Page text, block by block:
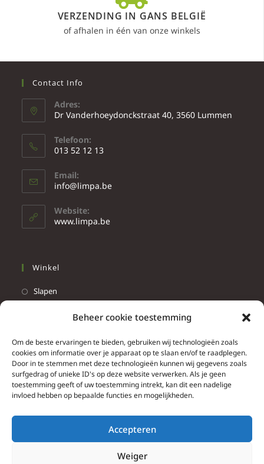
Beheer cookie toestemming
Om de beste ervaringen te bieden, gebruiken wij technologieën zoals
cookies om informatie over je apparaat op te slaan en/of te raadplegen.
Door in te stemmen met deze technologieën kunnen wij gegevens zoals
surfgedrag of unieke ID's op deze website verwerken. Als je geen
toestemming geeft of uw toestemming intrekt, kan dit een nadelige
invloed hebben op bepaalde functies en mogelijkheden.
Accepteren
Weiger
VERZENDING IN GANS BELGIË
of afhalen in één van onze winkels
Contact Info
Adres:
Dr Vanderhoeydonckstraat 40, 3560 Lummen
Telefoon:
013 52 12 13
Email:
info@limpa.be
Website:
www.limpa.be
Winkel
Slapen
Info
Contacteer ons
Algemene & bijzondere voorwaarden
Brief herroepingsrecht